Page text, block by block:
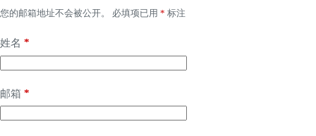
您的邮箱地址不会被公开。 必填项已用 * 标注
姓名 *
邮箱 *